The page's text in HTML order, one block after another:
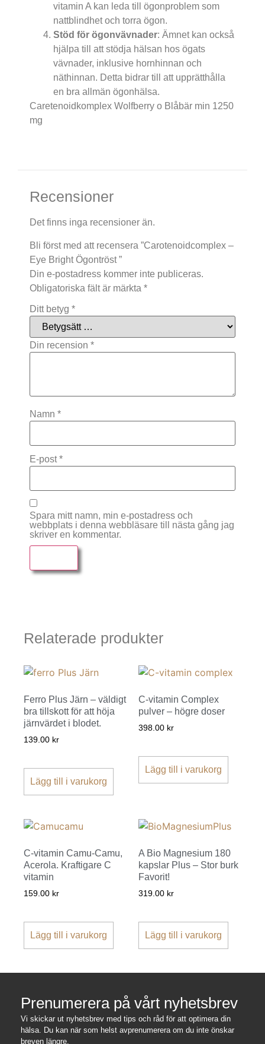
vitamin A kan leda till ögonproblem som
nattblindhet och torra ögon.
Stöd för ögonvävnader: Ämnet kan också
hjälpa till att stödja hälsan hos ögats
vävnader, inklusive hornhinnan och
näthinnan. Detta bidrar till att upprätthålla
en bra allmän ögonhälsa.
Caretenoidkomplex Wolfberry o Blåbär min 1250
mg
Recensioner
Det finns inga recensioner än.
Bli först med att recensera ”Carotenoidcomplex –
Eye Bright Ögontröst ”
Din e-postadress kommer inte publiceras.
Obligatoriska fält är märkta *
Ditt betyg *
Din recension *
Namn *
E-post*
Spara mitt namn, min e-postadress och
webbplats i denna webbläsare till nästa gång jag
skriver en kommentar.
Relaterade produkter
Ferro Plus Järn – väldigt
bra tillskott för att höja
järnvärdet i blodet.
139.00 kr
Lägg till i varukorg
C-vitamin Complex
pulver – högre doser
398.00 kr
Lägg till i varukorg
C-vitamin Camu-Camu,
Acerola. Kraftigare C
vitamin
159.00 kr
Lägg till i varukorg
A Bio Magnesium 180
kapslar Plus – Stor burk
Favorit!
319.00 kr
Lägg till i varukorg
Prenumerera på vårt nyhetsbrev
Vi skickar ut nyhetsbrev med tips och råd för att optimera din
hälsa. Du kan när som helst avprenumerera om du inte önskar
breven längre.